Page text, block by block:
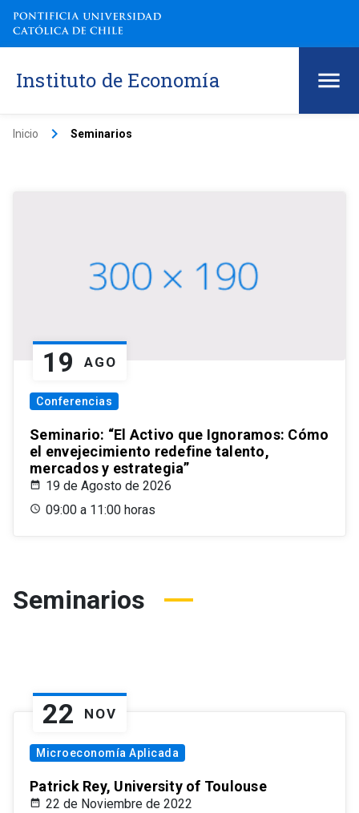
Instituto de Economía
Inicio keyboard_arrow_right Seminarios
19 AGO
Conferencias
Seminario: “El Activo que Ignoramos: Cómo
el envejecimiento redefine talento,
mercados y estrategia”
19 de Agosto de 2026
09:00 a 11:00 horas
Seminarios
22 NOV
Microeconomía Aplicada
Patrick Rey, University of Toulouse
22 de Noviembre de 2022